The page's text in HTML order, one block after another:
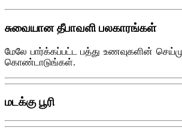
சுவையான தீபாவளி பலகாரங்கள்
மேலே பார்க்கப்பட்ட பத்து உணவுகளின்
கொண்டாடுங்கள்.
மடக்கு பூரி